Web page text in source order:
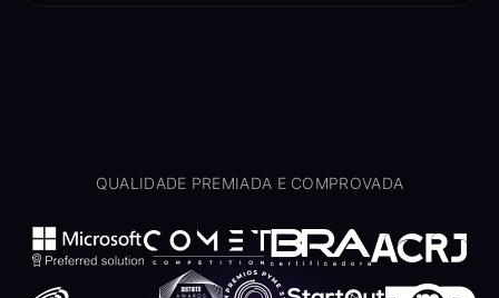
QUALIDADE PREMIADA E COMPROVADA